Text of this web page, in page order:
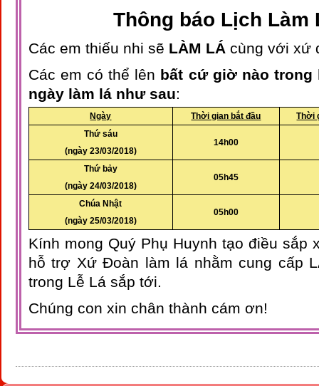
Thông báo Lịch Làm
Các em thiếu nhi sẽ LÀM LÁ cùng với xứ
Các em có thể lên bất cứ giờ nào trong
ngày làm lá như sau:
Ngày Thời gian bắt đầu
Thời
Thứ sáu
(ngày 23/03/2018)
14h00
Thứ bảy
(ngày 24/03/2018)
05h45
Chúa Nhật
(ngày 25/03/2018)
05h00
Kính mong Quý Phụ Huynh tạo điều sắp
hỗ trợ Xứ Đoàn làm lá nhằm cung cấp
trong Lễ Lá sắp tới.
Chúng con xin chân thành cám ơn!